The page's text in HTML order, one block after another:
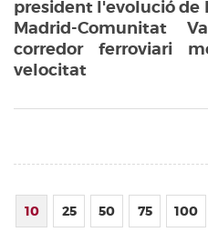
president l'evolució de
Madrid-Comunitat
corredor ferroviari
velocitat
10 25 50 75 100